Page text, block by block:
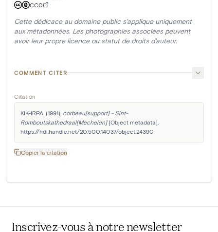
CC0
Cette dédicace au domaine public s'applique uniquement
aux métadonnées. Les photographies associées peuvent
avoir leur propre licence ou statut de droits d'auteur.
COMMENT CITER
Citation
KIK-IRPA. (1991). corbeau[support] - Sint-
Romboutskathedraal[Mechelen] [Object metadata].
https://hdl.handle.net/20.500.14037/object.24390
Copier la citation
Inscrivez-vous à notre newsletter